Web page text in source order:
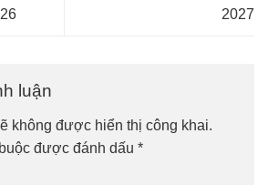
2027
luận
không được hiển thị công khai.
được đánh dấu *